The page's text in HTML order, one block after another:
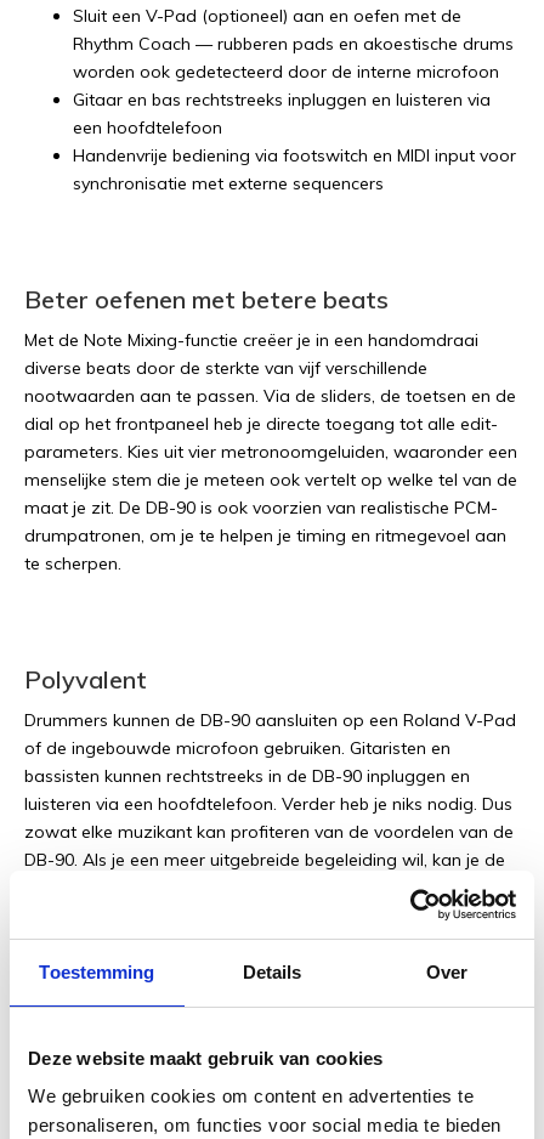
Toestemming Details Over
Deze website maakt gebruik van cookies
We gebruiken cookies om content en advertenties te
personaliseren, om functies voor social media te bieden
Sluit een V-Pad (optioneel) aan en oefen met de
Rhythm Coach — rubberen pads en akoestische drums
worden ook gedetecteerd door de interne microfoon
Gitaar en bas rechtstreeks inpluggen en luisteren via
een hoofdtelefoon
Handenvrije bediening via footswitch en MIDI input voor
synchronisatie met externe sequencers
Beter oefenen met betere beats
Met de Note Mixing-functie creëer je in een handomdraai
diverse beats door de sterkte van vijf verschillende
nootwaarden aan te passen. Via de sliders, de toetsen en de
dial op het frontpaneel heb je directe toegang tot alle edit-
parameters. Kies uit vier metronoomgeluiden, waaronder een
menselijke stem die je meteen ook vertelt op welke tel van de
maat je zit. De DB-90 is ook voorzien van realistische PCM-
drumpatronen, om je te helpen je timing en ritmegevoel aan
te scherpen.
Polyvalent
Drummers kunnen de DB-90 aansluiten op een Roland V-Pad
of de ingebouwde microfoon gebruiken. Gitaristen en
bassisten kunnen rechtstreeks in de DB-90 inpluggen en
luisteren via een hoofdtelefoon. Verder heb je niks nodig. Dus
zowat elke muzikant kan profiteren van de voordelen van de
DB-90. Als je een meer uitgebreide begeleiding wil, kan je de
DB-90 synchroniseren met een externe sequencer via de MID
input. Deze live-gerichte functie is vooral geschikt voor
drummers.
Neem les van de Rhythm Coach
Verruim je ritmische horizon met de Rhythm Coach. Deze
nieuwe functie bevat vier oefeningen om je timing, snelheid en